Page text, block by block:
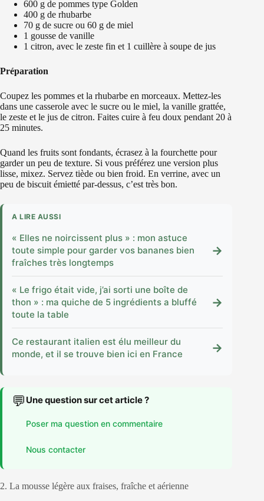
600 g de pommes type Golden
400 g de rhubarbe
70 g de sucre ou 60 g de miel
1 gousse de vanille
1 citron, avec le zeste fin et 1 cuillère à soupe de jus
Préparation
Coupez les pommes et la rhubarbe en morceaux. Mettez-les
dans une casserole avec le sucre ou le miel, la vanille grattée,
le zeste et le jus de citron. Faites cuire à feu doux pendant 20 à
25 minutes.
Quand les fruits sont fondants, écrasez à la fourchette pour
garder un peu de texture. Si vous préférez une version plus
lisse, mixez. Servez tiède ou bien froid. En verrine, avec un
peu de biscuit émietté par-dessus, c’est très bon.
A LIRE AUSSI
« Elles ne noircissent plus » : mon astuce
toute simple pour garder vos bananes bien
fraîches très longtemps
→
« Le frigo était vide, j’ai sorti une boîte de
thon » : ma quiche de 5 ingrédients a bluffé
toute la table
→
Ce restaurant italien est élu meilleur du
monde, et il se trouve bien ici en France
→
💬 Une question sur cet article ?
Poser ma question en commentaire
Nous contacter
2. La mousse légère aux fraises, fraîche et aérienne